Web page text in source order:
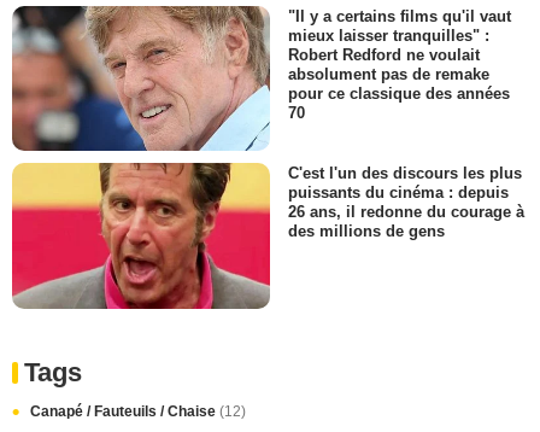
"Il y a certains films qu'il vaut
mieux laisser tranquilles" :
Robert Redford ne voulait
absolument pas de remake
pour ce classique des années
70
C'est l'un des discours les plus
puissants du cinéma : depuis
26 ans, il redonne du courage à
des millions de gens
Tags
Canapé / Fauteuils / Chaise (12)